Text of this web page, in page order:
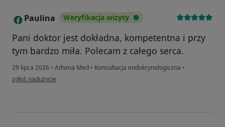
P Paulina Weryfikacja wizyty
Pani doktor jest dokładna, kompetentna i przy
tym bardzo miła. Polecam z całego serca.
29 lipca 2026 • Athena Med • Konsultacja endokrynologiczna •
w opinii użytkownika Paulina
zgłoś nadużycie